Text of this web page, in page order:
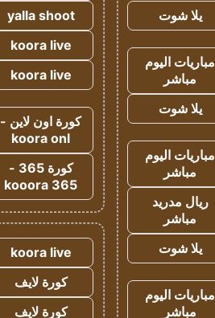
يلا شوت
مباريات اليوم
مباشر
يلا شوت
مباريات اليوم
مباشر
ريال مدريد
مباشر
يلا شوت
مباريات اليوم
مباشر
yalla shoot
koora live
koora live
كورة اون لاين -
koora onl
كورة 365 -
kooora 365
koora live
كورة لايف
كورة لايف